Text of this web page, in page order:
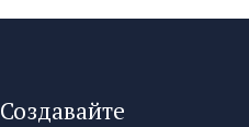
Создавайте